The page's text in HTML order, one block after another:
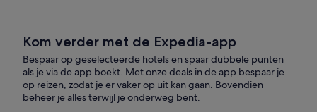
Kom verder met de Expedia-app
Bespaar op geselecteerde hotels en spaar dubbele punten
als je via de app boekt. Met onze deals in de app bespaar je
op reizen, zodat je er vaker op uit kan gaan. Bovendien
beheer je alles terwijl je onderweg bent.